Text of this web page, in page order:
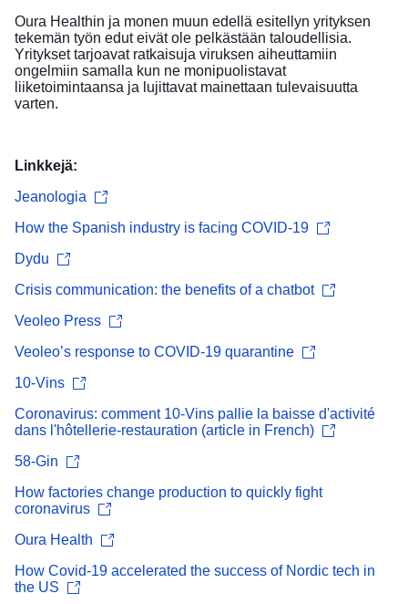
Oura Healthin ja monen muun edellä esitellyn yrityksen
tekemän työn edut eivät ole pelkästään taloudellisia.
Yritykset tarjoavat ratkaisuja viruksen aiheuttamiin
ongelmiin samalla kun ne monipuolistavat
liiketoimintaansa ja lujittavat mainettaan tulevaisuutta
varten.
Linkkejä:
Jeanologia
How the Spanish industry is facing COVID-19
Dydu
Crisis communication: the benefits of a chatbot
Veoleo Press
Veoleo’s response to COVID-19 quarantine
10-Vins
Coronavirus: comment 10-Vins pallie la baisse d'activité
dans l'hôtellerie-restauration (article in French)
58-Gin
How factories change production to quickly fight
coronavirus
Oura Health
How Covid-19 accelerated the success of Nordic tech in
the US